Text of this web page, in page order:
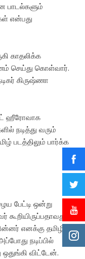
பாடல்களும்
என்பது
காதலிக்க
செய்து கொள்வார்.
கிருஷ்ணா
ஹீரோவாக
நடித்து வரும்
படத்திலும் பார்க்க
பேட்டி ஒன்று
எனக்கு தமிழில்
நடிப்பில்
விட்டேன்.